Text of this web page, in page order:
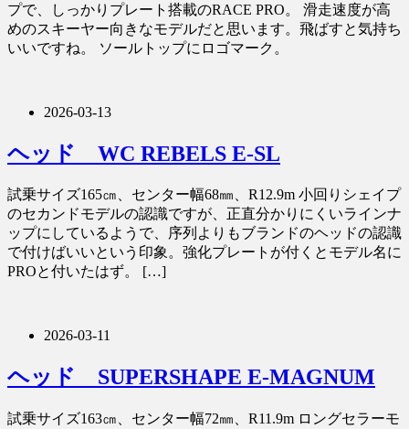
プで、しっかりプレート搭載のRACE PRO。 滑走速度が高
めのスキーヤー向きなモデルだと思います。飛ばすと気持ち
いいですね。 ソールトップにロゴマーク。
2026-03-13
ヘッド WC REBELS E-SL
試乗サイズ165㎝、センター幅68㎜、R12.9m 小回りシェイプ
のセカンドモデルの認識ですが、正直分かりにくいラインナ
ップにしているようで、序列よりもブランドのヘッドの認識
で付けばいいという印象。強化プレートが付くとモデル名に
PROと付いたはず。 […]
2026-03-11
ヘッド SUPERSHAPE E-MAGNUM
試乗サイズ163㎝、センター幅72㎜、R11.9m ロングセラーモ